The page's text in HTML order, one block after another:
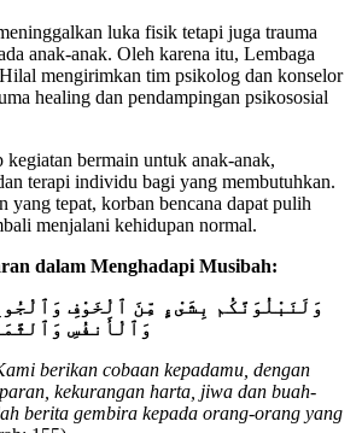
luka fisik tetapi juga trauma
anak-anak. Oleh karena itu, Lembaga
mengirimkan tim psikolog dan konselor
healing dan pendampingan psikososial
bermain untuk anak-anak,
terapi individu bagi yang membutuhkan.
yang tepat, korban bencana dapat pulih
menjalani kehidupan normal.
dalam Menghadapi Musibah:
وَلَنَبْلُوَنَّكُم بِشَىْءٍ مِّنَ ٱلْخَوْفِ
وَٱلْأَنفُسِ
berikan cobaan kepadamu, dengan
kekurangan harta, jiwa dan buah-
berita gembira kepada orang-orang yang